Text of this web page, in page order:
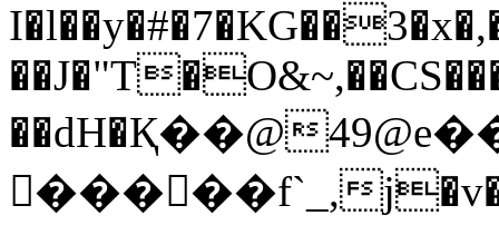
��dH�Қ��@
�����f`_,